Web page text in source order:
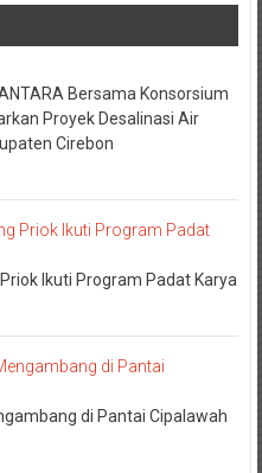
Bersama Konsorsium
Proyek Desalinasi Air
Cirebon
Ikuti Program Padat Karya
di Pantai Cipalawah